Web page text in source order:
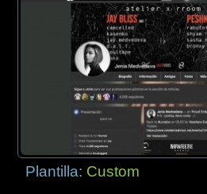
Plantilla: Custom